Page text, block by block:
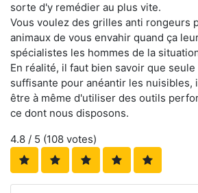
sorte d'y remédier au plus vite.
Vous voulez des grilles anti rongeurs
animaux de vous envahir quand ça
spécialistes les hommes de la
En réalité, il faut bien savoir que
suffisante pour anéantir les nuisibles,
être à même d'utiliser des outils
ce dont nous disposons.
4.8 / 5 (108 votes)